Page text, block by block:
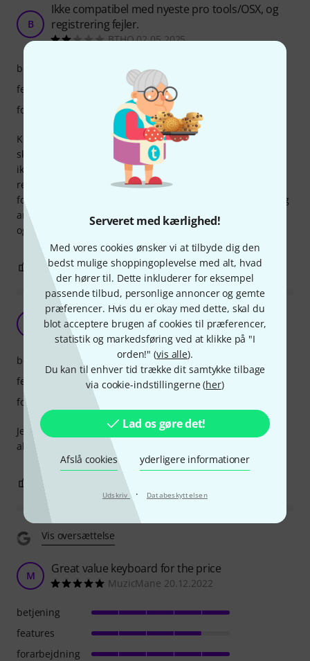
Serveret med kærlighed!
Med vores cookies ønsker vi at tilbyde dig den
bedst mulige shoppingoplevelse med alt, hvad
der hører til. Dette inkluderer for eksempel
passende tilbud, personlige annoncer og gemte
præferencer. Hvis du er okay med dette, skal du
blot acceptere brugen af cookies til præferencer,
statistik og markedsføring ved at klikke på "I
orden!" (vis alle).
Du kan til enhver tid trække dit samtykke tilbage
via cookie-indstillingerne (her)
Lad os gøre det!
Afslå cookies yderligere informationer
Udskriv · Databeskyttelsen
B
Ikke compatibel med nyeste pro tools/OSX, og
registrering fejler.
BTHO 02.05.2025
Købte dette, da dets mange funktioner var lige, hvad jeg
skulle bruge. Transportknapperner (play, stop etc) virker
ikke på nyeste pro tools, og den guide der følger med til at
registrere produktet er et dødt link. Ikke hvad jeg havde
forventet. Det fungerer pt som keyboard, men that's it. Plug
and play, uden en masse installation at ligegyldige plugins
og registreringer havde været rart.
betjening
features
forarbejdning
1 ANMELD BEDØMMELSE
Nemt og Effektfuldt
Mads Jul 15.12.2025
Jeg er super tilfreds med købet. Midi keyboardet opfylder
alle de krav jeg har. Dog er tangenterne lidt smalle.
betjening
features
forarbejdning
ANMELD BEDØMMELSE
Vis oversættelse
M Great value keyboard for the price
MuzicMane 20.12.2022
betjening
features
forarbejdning